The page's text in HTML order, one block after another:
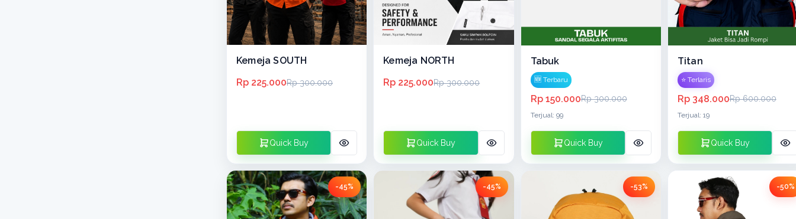
Kemeja SOUTH
Rp 225.000Rp 300.000
Quick Buy
Kemeja NORTH
Rp 225.000Rp 300.000
Quick Buy
Tabuk
🆕 Terbaru
Rp 150.000Rp 300.000
Terjual: 99
Quick Buy
Titan
⭐ Terlaris
Rp 348.000Rp 600.000
Terjual: 19
Quick Buy
-45% -45% -53% -50%